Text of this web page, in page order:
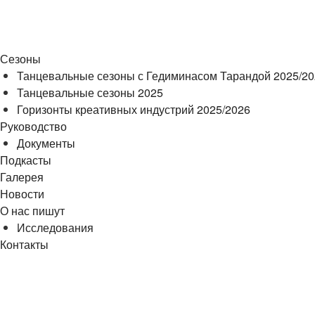
Сезоны
Танцевальные сезоны с Гедиминасом Тарандой 2025/
Танцевальные сезоны 2025
Горизонты креативных индустрий 2025/2026
Руководство
Документы
Подкасты
Галерея
Новости
О нас пишут
Исследования
Контакты